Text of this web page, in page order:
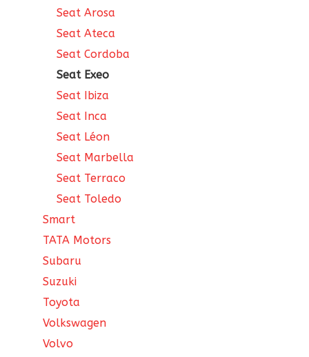
Seat Arosa
Seat Ateca
Seat Cordoba
Seat Exeo
Seat Ibiza
Seat Inca
Seat Léon
Seat Marbella
Seat Terraco
Seat Toledo
Smart
TATA Motors
Subaru
Suzuki
Toyota
Volkswagen
Volvo